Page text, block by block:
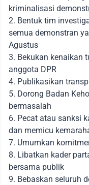
kriminalisasi
2. Bentuk tim
semua demonstran
Agustus
3. Bekukan kenaikan
anggota DPR
4. Publikasikan
5. Dorong Badan
bermasalah
6. Pecat atau sanksi
dan memicu
7. Umumkan
8. Libatkan kader
bersama publik
9. Bebaskan seluruh